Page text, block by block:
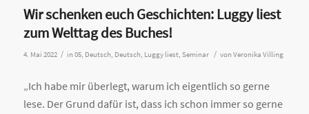
Wir schenken euch Geschichten: Luggy liest
zum Welttag des Buches!
4. Mai 2022 / in 05, Deutsch, Deutsch, Luggy liest, Seminar / von Veronika Villing
„Ich habe mir überlegt, warum ich eigentlich so gerne
lese. Der Grund dafür ist, dass ich schon immer so gerne